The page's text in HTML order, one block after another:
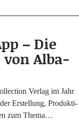
– Die
Alba-
Ver­lag im Jahr
Erstel­lung, Pro­duk­ti­
zum Thema…